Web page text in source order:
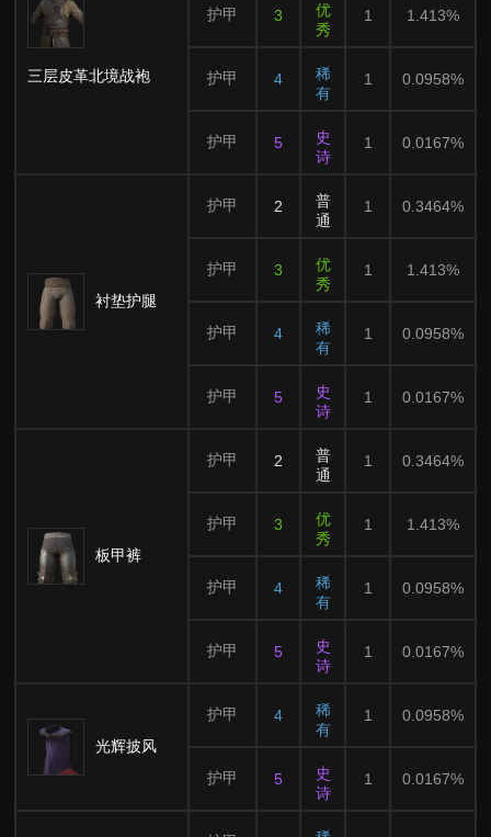
三层皮革北境战袍
护甲 3
优
秀
1 1.413%
护甲 4
稀
有
1 0.0958%
护甲 5
史
诗
1 0.0167%
衬垫护腿
护甲 2
普
通
1 0.3464%
护甲 3
优
秀
1 1.413%
护甲 4
稀
有
1 0.0958%
护甲 5
史
诗
1 0.0167%
板甲裤
护甲 2
普
通
1 0.3464%
护甲 3
优
秀
1 1.413%
护甲 4
稀
有
1 0.0958%
护甲 5
史
诗
1 0.0167%
光辉披风
护甲 4
稀
有
1 0.0958%
护甲 5
史
诗
1 0.0167%